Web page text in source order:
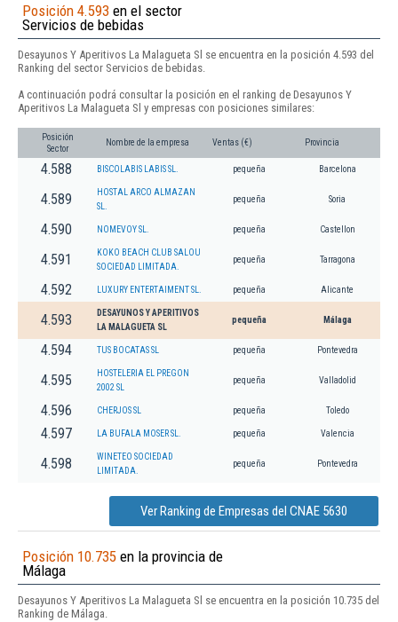
Posición 4.593 en el sector
Servicios de bebidas
Desayunos Y Aperitivos La Malagueta Sl se encuentra en la posición 4.593 del
Ranking del sector Servicios de bebidas.
A continuación podrá consultar la posición en el ranking de Desayunos Y
Aperitivos La Malagueta Sl y empresas con posiciones similares:
Posición
Sector
Nombre de la empresa Ventas (€) Provincia
4.588 BISCOLABIS LABIS SL. pequeña Barcelona
4.589
HOSTAL ARCO ALMAZAN
SL.
pequeña Soria
4.590 NOMEVOY SL. pequeña Castellon
4.591
KOKO BEACH CLUB SALOU
SOCIEDAD LIMITADA.
pequeña Tarragona
4.592 LUXURY ENTERTAIMENT SL. pequeña Alicante
4.593
DESAYUNOS Y APERITIVOS
LA MALAGUETA SL
pequeña Málaga
4.594 TUS BOCATAS SL pequeña Pontevedra
4.595
HOSTELERIA EL PREGON
2002 SL
pequeña Valladolid
4.596 CHERJOS SL pequeña Toledo
4.597 LA BUFALA MOSER SL. pequeña Valencia
4.598
WINETEO SOCIEDAD
LIMITADA.
pequeña Pontevedra
Ver Ranking de Empresas del CNAE 5630
Posición 10.735 en la provincia de
Málaga
Desayunos Y Aperitivos La Malagueta Sl se encuentra en la posición 10.735 del
Ranking de Málaga.